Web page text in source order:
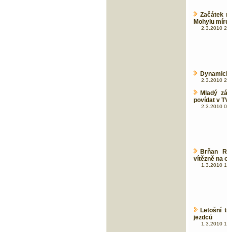
Začátek
Mohylu
2.3.2010
2.3.2010
Mladý
povídat v
2.3.2010
Brňan
vítězně na
1.3.2010
Letošní
jezdců
1.3.2010